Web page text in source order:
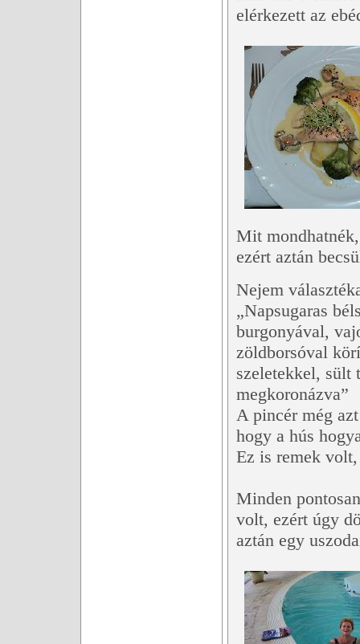
elérkezett az
Mit
ezért aztán
Nejem
„Napsugaras
burgonyával,
zöldborsóval
szeletekkel, sült
megkoronázva”
A pincér még
hogy a hús
Ez is remek
Minden
volt, ezért úgy
aztán egy